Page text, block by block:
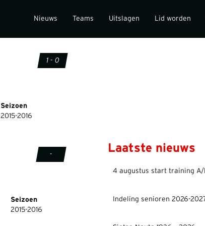
Nieuws Teams Uitslagen Lid worden
1 - 0
Seizoen
2015-2016
-
Seizoen
2015-2016
Laatste nieuws
4 augustus start training A/
Indeling senioren 2026-